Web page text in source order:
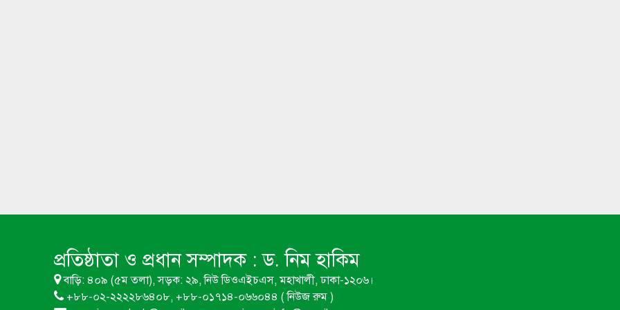
প্রতিষ্ঠাতা ও প্রধান সম্পাদক :ড. নিম হাকিম
বাড়ি: ৪০৯ (৫ম তলা), সড়ক: ২৯, নিউ ডিওএইচএস, মহাখালী, ঢাকা-১২০৬।
+৮৮-০২-২২২২৮৬৪০৮, +৮৮-০১৭১৪-০৬৬০৪৪ ( নিউজ রুম )